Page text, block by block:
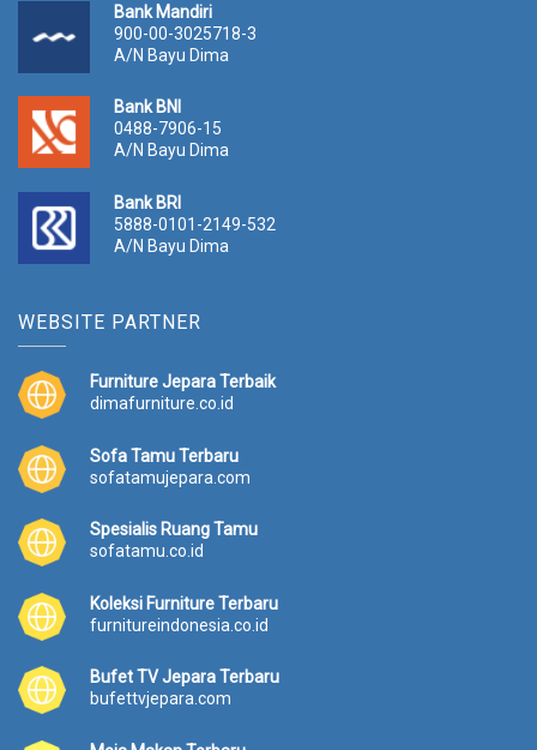
Bank Mandiri
900-00-3025718-3
A/N Bayu Dima
Bank BNI
0488-7906-15
A/N Bayu Dima
Bank BRI
5888-0101-2149-532
A/N Bayu Dima
WEBSITE PARTNER
Furniture Jepara Terbaik
dimafurniture.co.id
Sofa Tamu Terbaru
sofatamujepara.com
Spesialis Ruang Tamu
sofatamu.co.id
Koleksi Furniture Terbaru
furnitureindonesia.co.id
Bufet TV Jepara Terbaru
bufettvjepara.com